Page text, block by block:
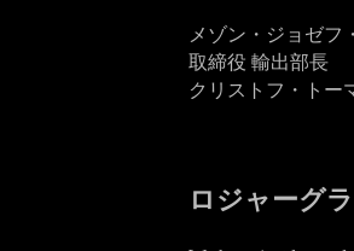
メゾン・ジョゼフ
取締役 輸出部長
クリストフ・トー
ロジャーグ